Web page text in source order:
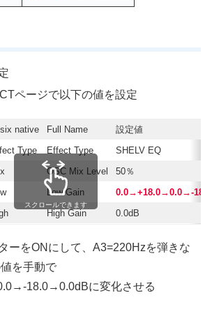
ページで以下の値を設定
native Full Name
設定値
Type Effect Type
SHELV EQ
OSC Mix Level
50％
Low Gain
0.0→+18.0→0.0→-
High Gain 0.0dB
スクロールできます
ーをONにして、A3=220Hzを弾きな
を手動で
18.0→0.0dBに変化させる